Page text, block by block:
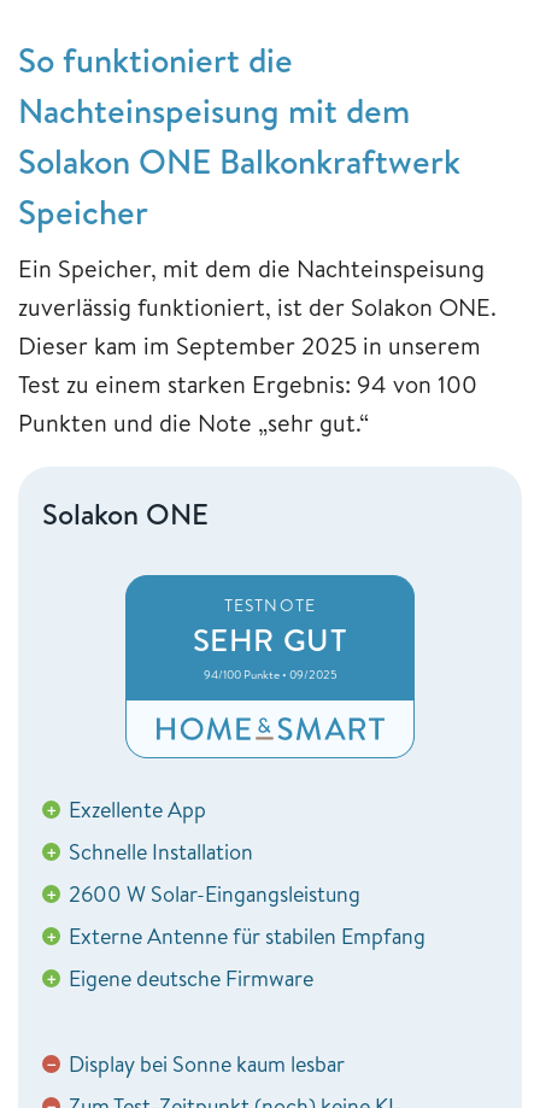
So funktioniert die
Nachteinspeisung mit dem
Solakon ONE Balkonkraftwerk
Speicher
Ein Speicher, mit dem die Nachteinspeisung
zuverlässig funktioniert, ist der Solakon ONE.
Dieser kam im September 2025 in unserem
Test zu einem starken Ergebnis: 94 von 100
Punkten und die Note „sehr gut.“
Solakon ONE
TESTNOTE
SEHR GUT
94/100 Punkte • 09/2025
+ Exzellente App
+ Schnelle Installation
+ 2600 W Solar-Eingangsleistung
+ Externe Antenne für stabilen Empfang
+ Eigene deutsche Firmware
− Display bei Sonne kaum lesbar